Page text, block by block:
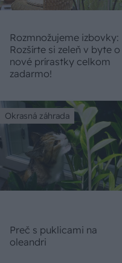
Rozmnožujeme izbovky:
Rozšírte si zeleň v byte o
nové prírastky celkom
zadarmo!
Okrasná záhrada
Preč s puklicami na
oleandri